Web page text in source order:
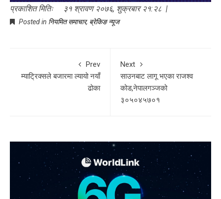
प्रकाशित मितिः ३१ श्रावण २०७६, शुक्रबार २१:२८ |
Posted in नियमित समाचार, ब्रेकिङ न्यूज
Prev
म्याट्रिक्सले बजारमा ल्यायो नयाँ
ढोका
Next
साउनबाट लागू भएका राजश्व
कोड,नेपालगञ्जको
३०५०४५७०१